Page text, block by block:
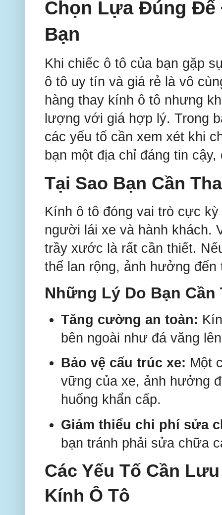
Chọn Lựa Đúng Để
Bạn
Khi chiếc ô tô của bạn gặp
ô tô uy tín và giá rẻ là vô
hàng thay kính ô tô nhưng
lượng với giá hợp lý. Trong
các yếu tố cần xem xét khi
bạn một địa chỉ đáng tin
Tại Sao Bạn Cần
Kính ô tô đóng vai trò cực
người lái xe và hành khách.
trầy xước là rất cần thiết.
thể lan rộng, ảnh hưởng
Những Lý Do Bạn
Tăng cường an toàn:
bên ngoài như đá văng
Bảo vệ cấu trúc xe: Một
vững của xe, ảnh hưởng
huống khẩn cấp.
Giảm thiểu chi phí sửa
bạn tránh phải sửa chữa
Các Yếu Tố Cần
Kính Ô Tô